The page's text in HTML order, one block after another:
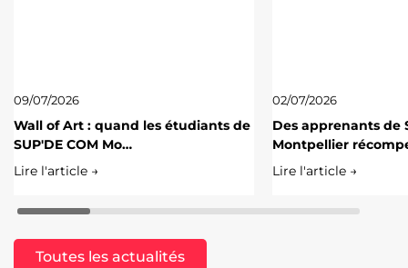
09/07/2026
Wall of Art : quand les étudiants de
SUP'DE COM Mo…
Lire l'article →
02/07/2026
Des apprenants de
Montpellier
Lire l'article →
Toutes les actualités